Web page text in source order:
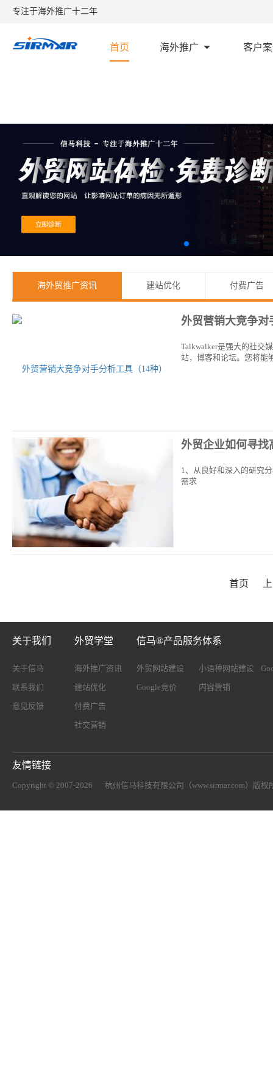
专注于海外推广十二年
首页 海外推广 客户
海外贸推广资讯 建站优化 付费广告
外贸营销大竞争对
Talkwalker是强大的社交
站，博客和论坛。您将能
外贸企业如何寻找
1、从良好和深入的研究
需求
首页
关于我们
关于信马
联系我们
意见反馈
外贸学堂
海外推广资讯
建站优化
付费广告
社交营销
信马®产品服务体系
外贸网站建设 小语种网站建设
Google竞价 内容营销
友情链接
Copyright © 2007-2026 杭州信马科技有限公司（www.sirmar.com） 版权